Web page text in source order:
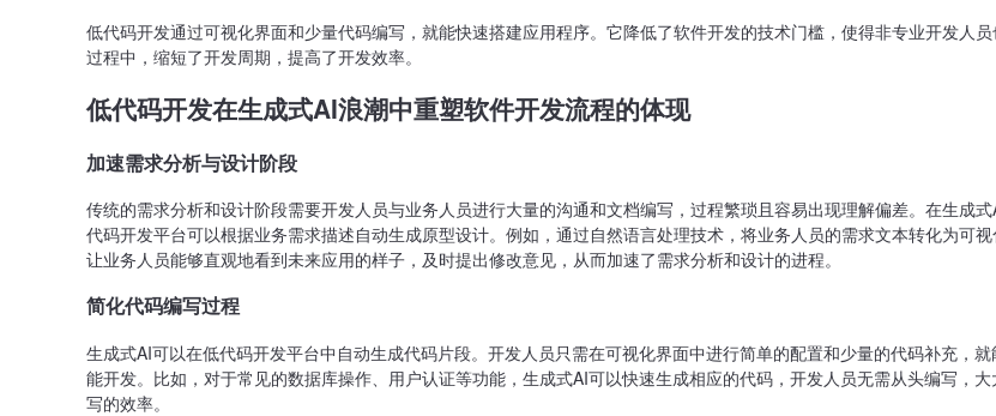
低代码开发通过可视化界面和少量代码编写，就能快速搭建应用程序。它降低了软件开发的技术门槛，使得非专业开发人
过程中，缩短了开发周期，提高了开发效率。
低代码开发在生成式AI浪潮中重塑软件开发流程的体现
加速需求分析与设计阶段
传统的需求分析和设计阶段需要开发人员与业务人员进行大量的沟通和文档编写，过程繁琐且容易出现理解偏差。在生成
代码开发平台可以根据业务需求描述自动生成原型设计。例如，通过自然语言处理技术，将业务人员的需求文本转化为可视
让业务人员能够直观地看到未来应用的样子，及时提出修改意见，从而加速了需求分析和设计的进程。
简化代码编写过程
生成式AI可以在低代码开发平台中自动生成代码片段。开发人员只需在可视化界面中进行简单的配置和少量的代码补充，
能开发。比如，对于常见的数据库操作、用户认证等功能，生成式AI可以快速生成相应的代码，开发人员无需从头编写，
写的效率。